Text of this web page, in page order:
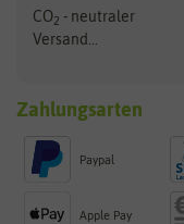
CO2 - neutraler
Versand...
Zahlungsarten
Paypal
Apple Pay